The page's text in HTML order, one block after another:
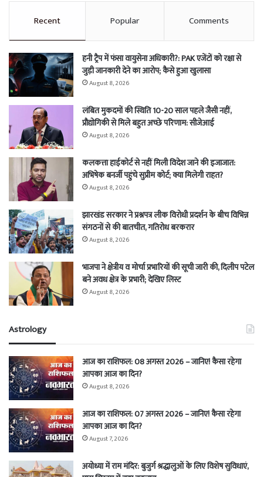
Recent Popular Comments
हनी ट्रैप में फंसा वायुसेना अधिकारी?: PAK एजेंटों को रक्षा से
जुड़ी जानकारी देने का आरोप; कैसे हुआ खुलासा
August 8, 2026
लंबित मुकदमों की स्थिति 10-20 साल पहले जैसी नहीं,
प्रौद्योगिकी से मिले बहुत अच्छे परिणाम: सीजेआई
August 8, 2026
कलकत्ता हाईकोर्ट से नहीं मिली विदेश जाने की इजाजात:
अभिषेक बनर्जी पहुंचे सुप्रीम कोर्ट; क्या मिलेगी राहत?
August 8, 2026
झारखंड सरकार ने प्रश्नपत्र लीक विरोधी प्रदर्शन के बीच विभिन्न
संगठनों से की बातचीत, गतिरोध बरकरार
August 8, 2026
भाजपा ने क्षेत्रीय व मोर्चा प्रभारियों की सूची जारी की, दिलीप पटेल
बने अवध क्षेत्र के प्रभारी; देखिए लिस्ट
August 8, 2026
Astrology
आज का राशिफल: 08 अगस्त 2026 – जानिए! कैसा रहेगा
आपका आज का दिन?
August 8, 2026
आज का राशिफल: 07 अगस्त 2026 – जानिए! कैसा रहेगा
आपका आज का दिन?
August 7, 2026
अयोध्या में राम मंदिर: बुजुर्ग श्रद्धालुओं के लिए विशेष सुविधाएं,